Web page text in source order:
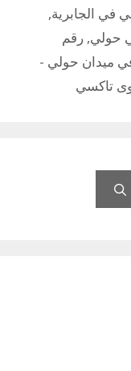
في الجابرية,
حولي, رقم
ميدان حولي -
تاكسي